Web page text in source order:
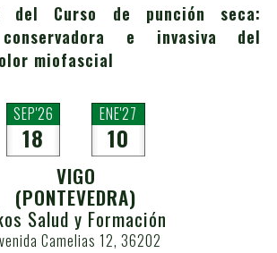
del Curso de punción seca:
e invasiva del
miofascial
SEP'26
18
ENE'27
10
VIGO
(PONTEVEDRA)
Salud y Formación
Camelias 12, 36202